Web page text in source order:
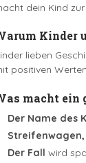
dein Kind
Kinder
lieben
positiven
macht ein
Der Name des
Der Fall wird